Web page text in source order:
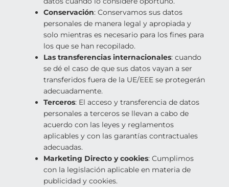
Conservación: Conservamos sus datos
personales de manera legal y apropiada y
solo mientras es necesario para los fines para
los que se han recopilado.
Las transferencias internacionales: cuando
se dé el caso de que sus datos vayan a ser
transferidos fuera de la UE/EEE se protegerán
adecuadamente.
Terceros: El acceso y transferencia de datos
personales a terceros se llevan a cabo de
acuerdo con las leyes y reglamentos
aplicables y con las garantías contractuales
adecuadas.
Marketing Directo y cookies: Cumplimos
con la legislación aplicable en materia de
publicidad y cookies.